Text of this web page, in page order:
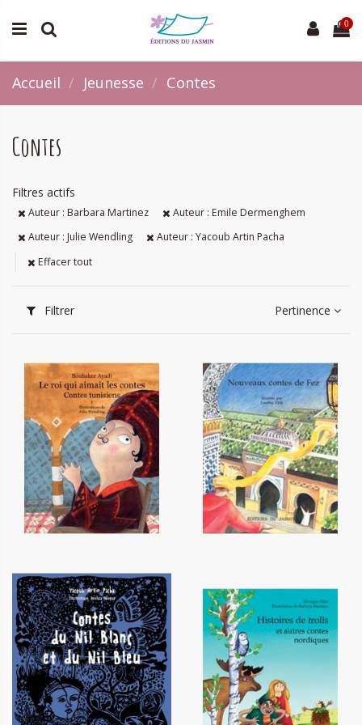
0
Accueil Jeunesse Contes
Contes
Filtres actifs
Auteur : Barbara Martinez
Auteur : Emile Dermenghem
Auteur : Julie Wendling
Auteur : Yacoub Artin Pacha
Effacer tout
Filtrer Pertinence
Le roi qui aimait les contes -
Tome 1
12,20 €
Nouveaux contes de Fez
12,20 €
Contes du Nil Blanc et du Nil
Bleu
12,00 €
Histoires de trolls et autres
contes nordiques
12,20 €